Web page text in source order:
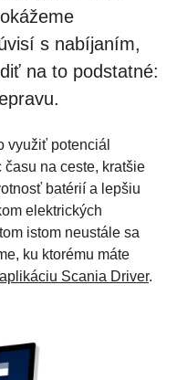
s nabíjaním,
na to podstatné:
využiť potenciál
na ceste, kratšie
batérií a lepšiu
elektrických
istom neustále sa
ku ktorému máte
aplikáciu Scania Driver.